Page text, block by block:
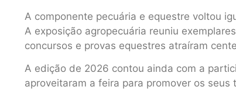
A componente pecuária e equestre voltou
A exposição agropecuária reuniu
concursos e provas equestres atraíram
A edição de 2026 contou ainda com a
aproveitaram a feira para promover os